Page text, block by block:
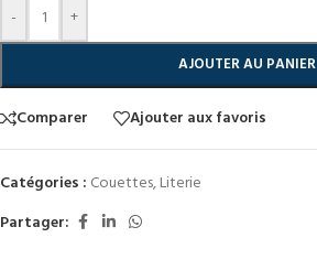
- +
AJOUTER AU PANIER
Comparer Ajouter aux favoris
Catégories : Couettes,Literie
Partager: